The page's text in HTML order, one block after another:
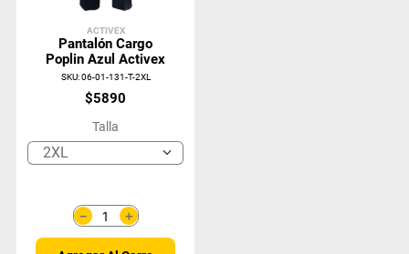
ACTIVEX
Pantalón Cargo
Poplin Azul Activex
SKU:06-01-131-T-2XL
$5890
Talla
2XL
＋
－